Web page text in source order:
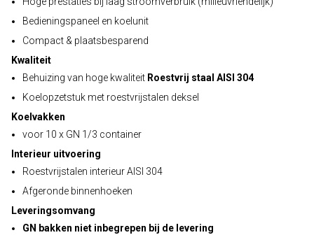
Bedieningspaneel en koelunit
Compact & plaatsbesparend
Kwaliteit
Behuizing van hoge kwaliteit Roestvrij staal AISI 304
Koelopzetstuk met roestvrijstalen deksel
Koelvakken
voor 10 x GN 1/3 container
Interieur uitvoering
Roestvrijstalen interieur AISI 304
Afgeronde binnenhoeken
Leveringsomvang
GN bakken niet inbegrepen bij de levering